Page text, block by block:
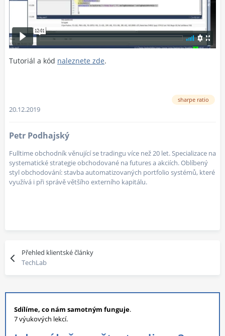
Tutoriál a kód naleznete zde.
sharpe ratio
20.12.2019
Petr Podhajský
Fulltime obchodník věnující se tradingu více než 20 let. Specializace na
systematické strategie obchodované na futures a akciích. Oblíbený
styl obchodování: stavba automatizovaných portfolio systémů, které
využívá i při správě většího externího kapitálu.
Přehled klientské články
TechLab
Sdílíme, co nám samotným funguje.
7 výukových lekcí.